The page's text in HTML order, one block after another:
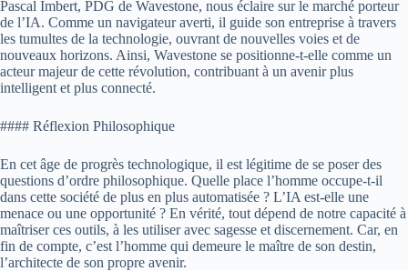
Pascal Imbert, PDG de Wavestone, nous éclaire sur le marché porteur
de l’IA. Comme un navigateur averti, il guide son entreprise à travers
les tumultes de la technologie, ouvrant de nouvelles voies et de
nouveaux horizons. Ainsi, Wavestone se positionne-t-elle comme un
acteur majeur de cette révolution, contribuant à un avenir plus
intelligent et plus connecté.
#### Réflexion Philosophique
En cet âge de progrès technologique, il est légitime de se poser des
questions d’ordre philosophique. Quelle place l’homme occupe-t-il
dans cette société de plus en plus automatisée ? L’IA est-elle une
menace ou une opportunité ? En vérité, tout dépend de notre capacité à
maîtriser ces outils, à les utiliser avec sagesse et discernement. Car, en
fin de compte, c’est l’homme qui demeure le maître de son destin,
l’architecte de son propre avenir.